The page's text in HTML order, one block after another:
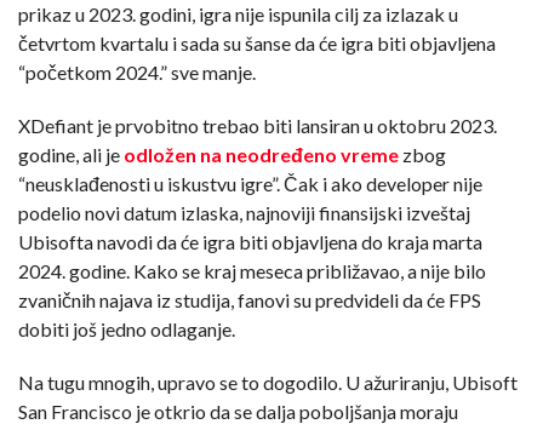
prikaz u 2023. godini, igra nije ispunila cilj za izlazak u
četvrtom kvartalu i sada su šanse da će igra biti objavljena
“početkom 2024.” sve manje.
XDefiant je prvobitno trebao biti lansiran u oktobru 2023.
godine, ali je odložen na neodređeno vreme zbog
“neusklađenosti u iskustvu igre”. Čak i ako developer nije
podelio novi datum izlaska, najnoviji finansijski izveštaj
Ubisofta navodi da će igra biti objavljena do kraja marta
2024. godine. Kako se kraj meseca približavao, a nije bilo
zvaničnih najava iz studija, fanovi su predvideli da će FPS
dobiti još jedno odlaganje.
Na tugu mnogih, upravo se to dogodilo. U ažuriranju, Ubisoft
San Francisco je otkrio da se dalja poboljšanja moraju